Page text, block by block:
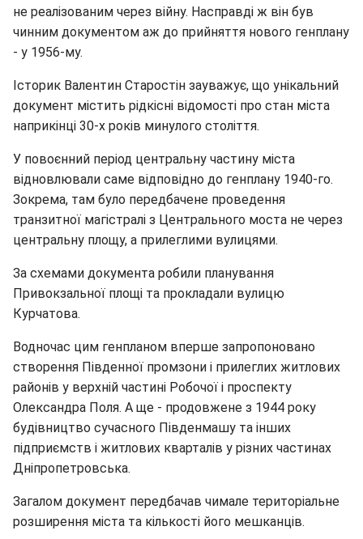
не реалізованим через війну. Насправді ж він був
чинним документом аж до прийняття нового генплану
- у 1956-му.
Історик Валентин Старостін зауважує, що унікальний
документ містить рідкісні відомості про стан міста
наприкінці 30-х років минулого століття.
У повоєнний період центральну частину міста
відновлювали саме відповідно до генплану 1940-го.
Зокрема, там було передбачене проведення
транзитної магістралі з Центрального моста не через
центральну площу, а прилеглими вулицями.
За схемами документа робили планування
Привокзальної площі та прокладали вулицю
Курчатова.
Водночас цим генпланом вперше запропоновано
створення Південної промзони і прилеглих житлових
районів у верхній частині Робочої і проспекту
Олександра Поля. А ще - продовжене з 1944 року
будівництво сучасного Південмашу та інших
підприємств і житлових кварталів у різних частинах
Дніпропетровська.
Загалом документ передбачав чимале територіальне
розширення міста та кількості його мешканців.